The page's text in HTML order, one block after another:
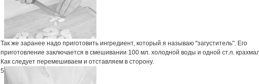
Так же заранее надо приготовить ингредиент, который я называю "загуститель". Его
приготовление заключается в смешивании 100 мл. холодной воды и одной ст.л.
Как следует перемешиваем и отставляем в сторону.
5